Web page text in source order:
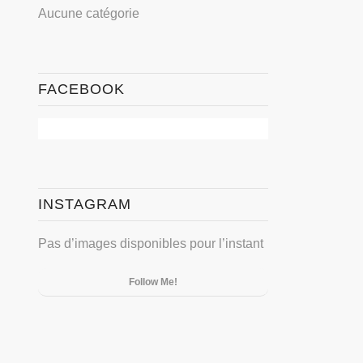
Aucune catégorie
FACEBOOK
INSTAGRAM
Pas d’images disponibles pour l’instant
Follow Me!